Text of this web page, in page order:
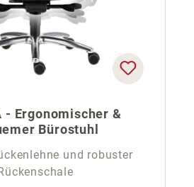
- Ergonomischer &
Bürostuhl
und robuster